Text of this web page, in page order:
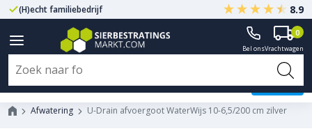
(H)echt familiebedrijf Gegarandeerd A-kwaliteit
8.9
Bel onsVrachtwagen
0
Afwatering U-Drain afvoergoot WaterWijs 10-6,5/200 cm zilver
U-Drain afvoergoot WaterWijs 10-
6,5/200 cm zilver